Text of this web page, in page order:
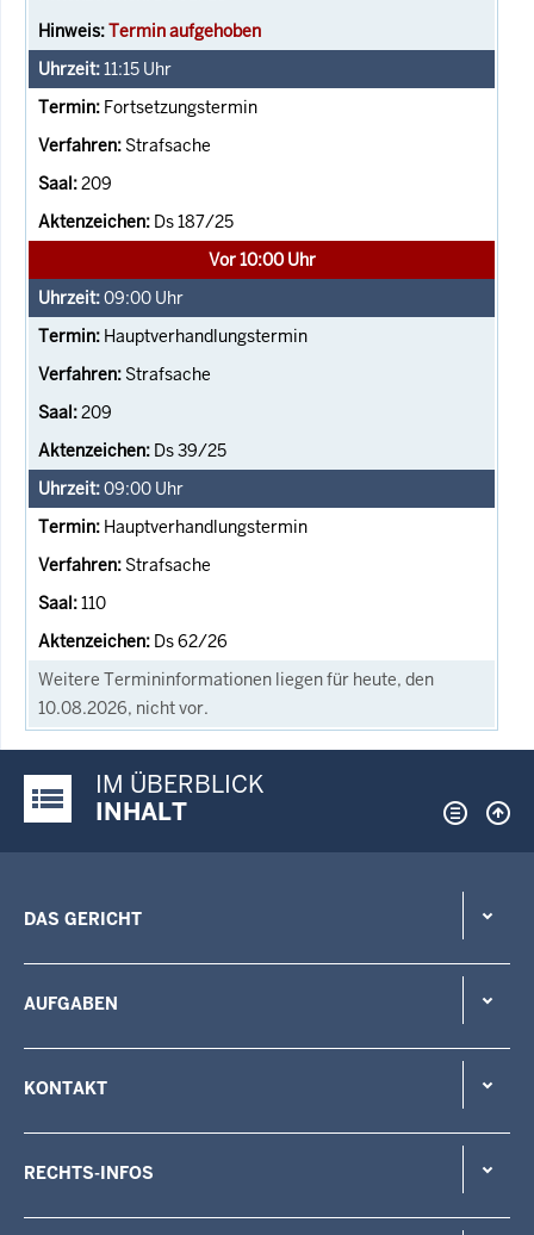
Termin aufgehoben
11:15 Uhr
Fortsetzungstermin
Strafsache
209
Ds 187/25
Vor 10:00 Uhr
09:00 Uhr
Hauptverhandlungstermin
Strafsache
209
Ds 39/25
09:00 Uhr
Hauptverhandlungstermin
Strafsache
110
Ds 62/26
Weitere Termininformationen liegen für heute, den
10.08.2026, nicht vor.
Justiz-Portal im Überblick:
IM ÜBERBLICK
INHALT
DAS GERICHT
AUFGABEN
KONTAKT
RECHTS-INFOS